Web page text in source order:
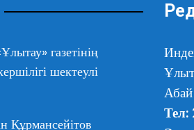
газетінің
шектеулі
Құрмансейітов
Тел: